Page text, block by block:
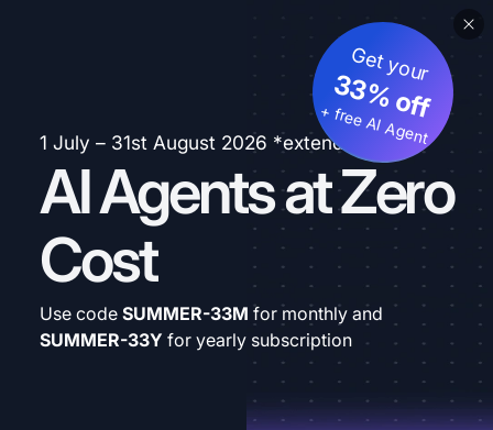
1 July – 31st August 2026 *extended
AI Agents at Zero
Cost
Get your
33% off
+ free AI Agent
Use code SUMMER-33M for monthly and
SUMMER-33Y for yearly subscription